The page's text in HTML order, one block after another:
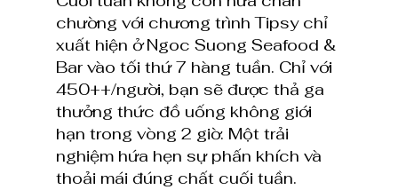
chường với chương trình Tipsy chỉ
xuất hiện ở Ngoc Suong Seafood &
Bar vào tối thứ 7 hàng tuần. Chỉ với
450++/người, bạn sẽ được thả ga
thưởng thức đồ uống không giới
hạn trong vòng 2 giờ. Một trải
nghiệm hứa hẹn sự phấn khích và
thoải mái đúng chất cuối tuần.